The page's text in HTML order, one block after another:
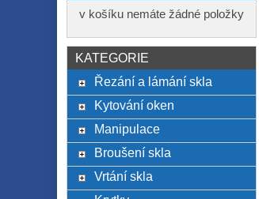
v košíku nemáte žádné položky
KATEGORIE
Řezání a lámání skla
Kytování oken
Manipulace
Broušení skla
Vrtání skla